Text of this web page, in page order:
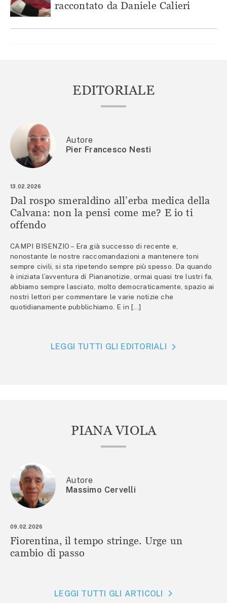
raccontato da Daniele Calieri
EDITORIALE
Autore
Pier Francesco Nesti
13.02.2026
Dal rospo smeraldino all’erba medica della
Calvana: non la pensi come me? E io ti
offendo
CAMPI BISENZIO – Era già successo di recente e,
nonostante le nostre raccomandazioni a mantenere toni
sempre civili, si sta ripetendo sempre più spesso. Da quando
è iniziata l’avventura di Piananotizie, ormai quasi tre lustri fa,
abbiamo sempre lasciato, molto democraticamente, spazio ai
nostri lettori per commentare le varie notizie che
quotidianamente pubblichiamo. E in […]
LEGGI TUTTI GLI EDITORIALI
PIANA VIOLA
Autore
Massimo Cervelli
09.02.2026
Fiorentina, il tempo stringe. Urge un
cambio di passo
LEGGI TUTTI GLI ARTICOLI